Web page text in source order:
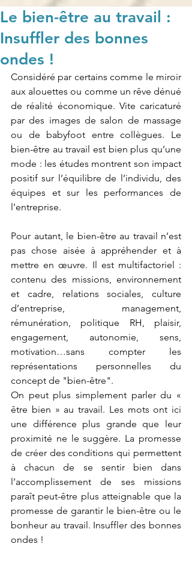
Le bien-être au travail :
Insuffler des bonnes
ondes !
Considéré par certains comme le miroir
aux alouettes ou comme un rêve dénué
de réalité économique. Vite caricaturé
par des images de salon de massage
ou de babyfoot entre collègues. Le
bien-être au travail est bien plus qu’une
mode : les études montrent son impact
positif sur l’équilibre de l’individu, des
équipes et sur les performances de
l’entreprise.
Pour autant, le bien-être au travail n’est
pas chose aisée à appréhender et à
mettre en œuvre. Il est multifactoriel :
contenu des missions, environnement
et cadre, relations sociales, culture
d’entreprise, management,
rémunération, politique RH, plaisir,
engagement, autonomie, sens,
motivation…sans compter les
représentations personnelles du
concept de "bien-être".
On peut plus simplement parler du «
être bien » au travail. Les mots ont ici
une différence plus grande que leur
proximité ne le suggère. La promesse
de créer des conditions qui permettent
à chacun de se sentir bien dans
l’accomplissement de ses missions
paraît peut-être plus atteignable que la
promesse de garantir le bien-être ou le
bonheur au travail. Insuffler des bonnes
ondes !